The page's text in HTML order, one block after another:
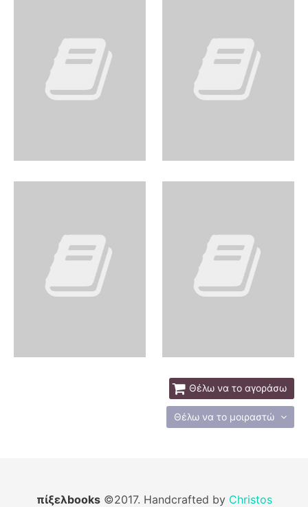
Θέλω να το αγοράσω
Θέλω να το μοιραστώ
πίξελbooks©2017. Handcrafted by Christos